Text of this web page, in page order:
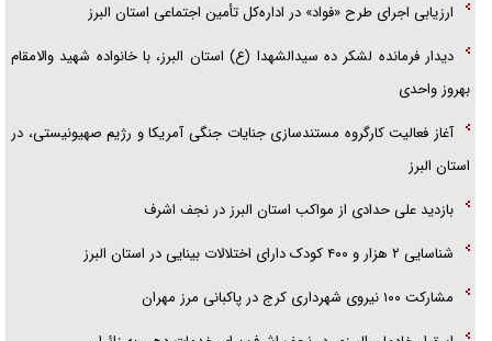
ارزیابی اجرای طرح «فواد» در اداره‌کل تأمین اجتماعی استان البرز
دیدار فرمانده لشکر ده سیدالشهدا (ع) استان البرز، با خانواده شهید والامقام
بهروز واحدی
آغاز فعالیت کارگروه مستندسازی جنایات جنگی آمریکا و رژیم صهیونیستی، در
استان البرز
بازدید علی حدادی از مواکب استان البرز در نجف اشرف
شناسایی ۲ هزار و ۴۰۰ کودک دارای اختلالات بینایی در استان البرز
مشارکت ۱۰۰ نیروی شهرداری کرج در پاکبانی مرز مهران